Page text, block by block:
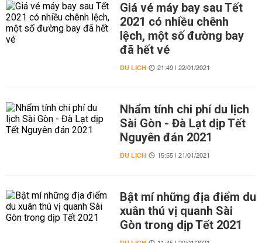
Giá vé máy bay sau Tết
2021 có nhiều chênh
lệch, một số đường bay
đã hết vé
DU LỊCH 21:49 | 22/01/2021
Nhẩm tính chi phí du lịch
Sài Gòn - Đà Lạt dịp Tết
Nguyên đán 2021
DU LỊCH 15:55 | 21/01/2021
Bật mí những địa điểm du
xuân thú vị quanh Sài
Gòn trong dịp Tết 2021